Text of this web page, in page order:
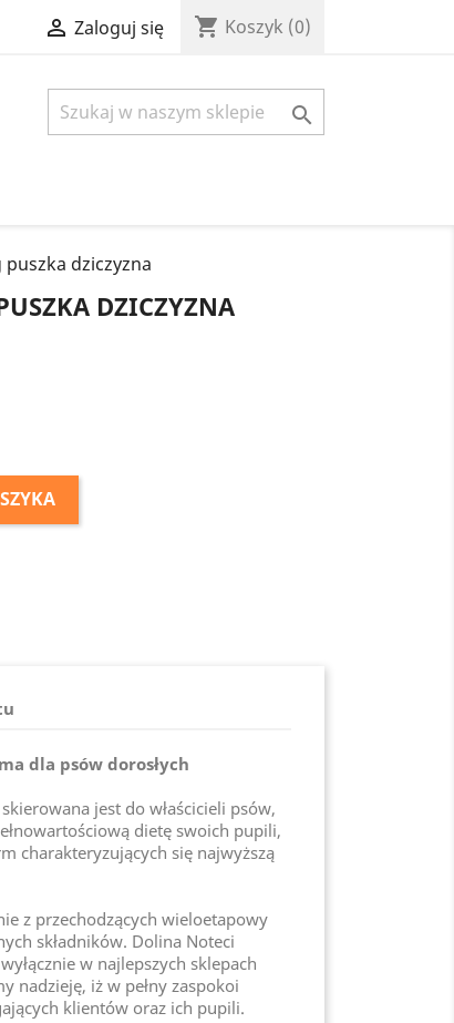
 Zaloguj się shopping_cart Koszyk (0)

dziczyzna
DZICZYZNA
dla psów dorosłych
jest do właścicieli psów,
dietę swoich pupili,
charakteryzujących się najwyższą
z przechodzących wieloetapowy
składników. Dolina Noteci
w najlepszych sklepach
nadzieję, iż w pełny zaspokoi
klientów oraz ich pupili.